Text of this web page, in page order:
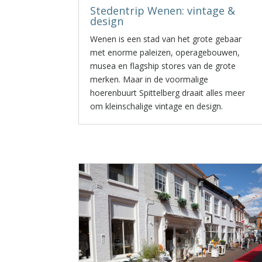
Stedentrip Wenen: vintage &
design
Wenen is een stad van het grote gebaar
met enorme paleizen, operagebouwen,
musea en flagship stores van de grote
merken. Maar in de voormalige
hoerenbuurt Spittelberg draait alles meer
om kleinschalige vintage en design.